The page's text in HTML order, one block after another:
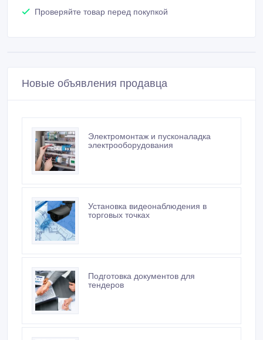
Проверяйте товар перед покупкой
Новые объявления продавца
Электромонтаж и пусконаладка
электрооборудования
Установка видеонаблюдения в
торговых точках
Подготовка документов для
тендеров